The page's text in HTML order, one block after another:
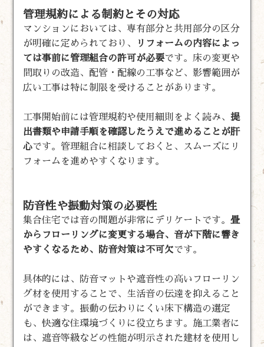
管理規約による制約とその対応
マンションにおいては、専有部分と共用部分の区分
が明確に定められており、
リフォームの内容によっ
ては事前に管理組合の許可が必要です。床の変更や
間取りの改造、配管・配線の工事など、影響範囲が
広い工事は特に制限を受けることがあります。
工事開始前には管理規約や使用細則をよく読み、提
出書類や申請手順を確認したうえで進めることが肝
心です。管理組合に相談しておくと、スムーズにリ
フォームを進めやすくなります。
防音性や振動対策の必要性
集合住宅では音の問題が非常にデリケートです。畳
からフローリングに変更する場合、音が下階に響き
やすくなるため、防音対策は不可欠です。
具体的には、防音マットや遮音性の高いフローリン
グ材を使用することで、生活音の伝達を抑えること
ができます。振動の伝わりにくい床下構造の選定
も、快適な住環境づくりに役立ちます。施工業者に
は、遮音等級などの性能が明示された建材を使用し